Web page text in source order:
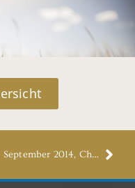
† 10. September 2014, Christa Dittmer, geb. Broja